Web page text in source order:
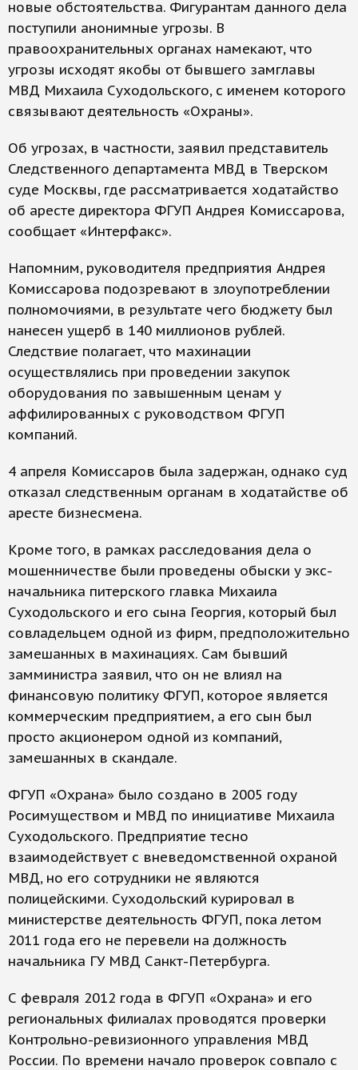
новые обстоятельства. Фигурантам данного дела
поступили анонимные угрозы. В
правоохранительных органах намекают, что
угрозы исходят якобы от бывшего замглавы
МВД Михаила Суходольского, с именем которого
связывают деятельность «Охраны».
Об угрозах, в частности, заявил представитель
Следственного департамента МВД в Тверском
суде Москвы, где рассматривается ходатайство
об аресте директора ФГУП Андрея Комиссарова,
сообщает «Интерфакс».
Напомним, руководителя предприятия Андрея
Комиссарова подозревают в злоупотреблении
полномочиями, в результате чего бюджету был
нанесен ущерб в 140 миллионов рублей.
Следствие полагает, что махинации
осуществлялись при проведении закупок
оборудования по завышенным ценам у
аффилированных с руководством ФГУП
компаний.
4 апреля Комиссаров была задержан, однако суд
отказал следственным органам в ходатайстве об
аресте бизнесмена.
Кроме того, в рамках расследования дела о
мошенничестве были проведены обыски у экс-
начальника питерского главка Михаила
Суходольского и его сына Георгия, который был
совладельцем одной из фирм, предположительно
замешанных в махинациях. Сам бывший
замминистра заявил, что он не влиял на
финансовую политику ФГУП, которое является
коммерческим предприятием, а его сын был
просто акционером одной из компаний,
замешанных в скандале.
ФГУП «Охрана» было создано в 2005 году
Росимуществом и МВД по инициативе Михаила
Суходольского. Предприятие тесно
взаимодействует с вневедомственной охраной
МВД, но его сотрудники не являются
полицейскими. Суходольский курировал в
министерстве деятельность ФГУП, пока летом
2011 года его не перевели на должность
начальника ГУ МВД Санкт-Петербурга.
С февраля 2012 года в ФГУП «Охрана» и его
региональных филиалах проводятся проверки
Контрольно-ревизионного управления МВД
России. По времени начало проверок совпало с